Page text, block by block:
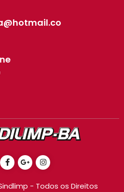
- Todos os Direitos